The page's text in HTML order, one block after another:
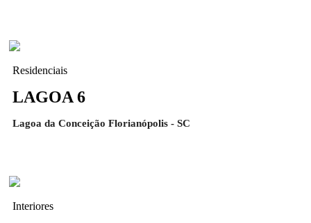
Residenciais
LAGOA 6
Lagoa da Conceição Florianópolis - SC
Interiores